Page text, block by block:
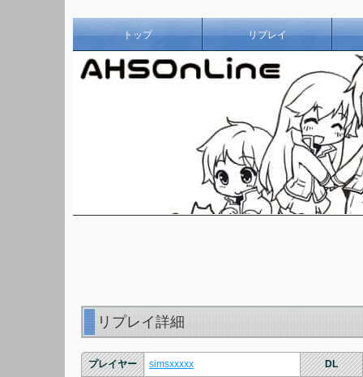
トップ リプレイ
リプレイ詳細
プレイヤー simsxxxxx DL